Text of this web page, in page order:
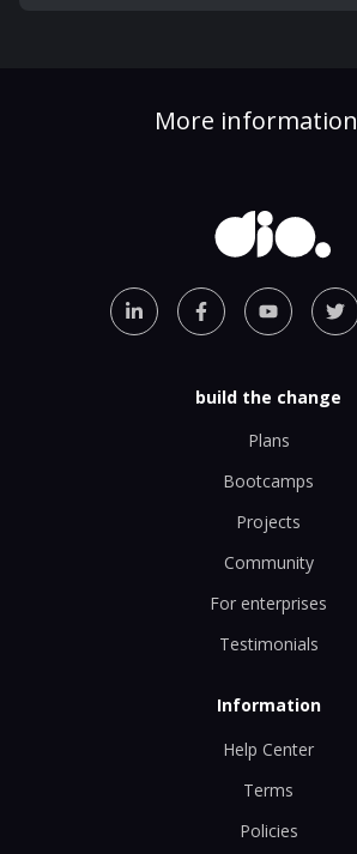
More information
build the change
Plans
Bootcamps
Projects
Community
For enterprises
Testimonials
Information
Help Center
Terms
Policies